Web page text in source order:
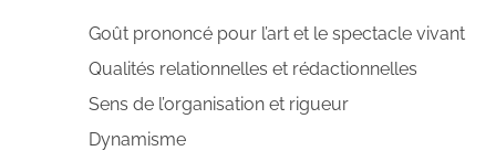
Goût prononcé pour l’art et le spectacle vivant
Qualités relationnelles et rédactionnelles
Sens de l’organisation et rigueur
Dynamisme